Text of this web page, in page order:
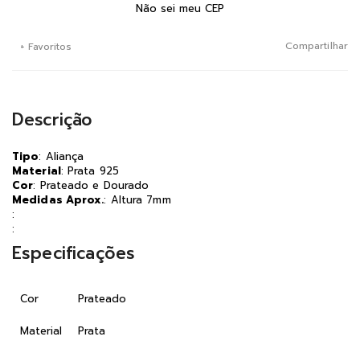
Não sei meu CEP
+ Favoritos Compartilhar
Descrição
Tipo: Aliança
Material: Prata 925
Cor: Prateado e Dourado
Medidas Aprox.: Altura 7mm
:
:
Especificações
Cor Prateado
Material Prata